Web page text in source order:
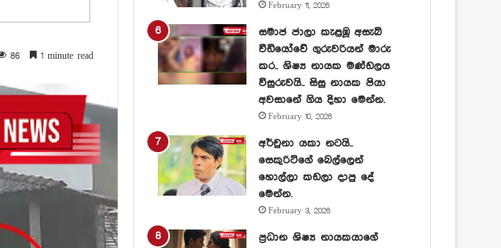
86 1 minute read
February 11, 2026
සමාජ ජාලා කැළඹූ අසැබි
වීඩියෝවේ ගුරුවරියන් මාරු
කර.. ශිෂ්‍ය නායක මණ්ඩලය
විසුරුවයි.. සිසු නායක පියා
අවසානේ ගිය දිහා මෙන්න.
February 10, 2026
අර්චුනා යකා නටයි..
සෙකුරිටිගේ බෙල්ලෙන්
හොල්ලා කඩලා දාපු දේ
මෙන්න.
February 3, 2026
ප්‍රධාන ශිෂ්‍ය නායකයාගේ